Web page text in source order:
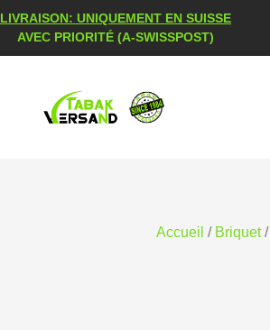
LIVRAISON: UNIQUEMENT EN SUISSE
AVEC PRIORITÉ (A-SWISSPOST)
Accueil / Briquet/